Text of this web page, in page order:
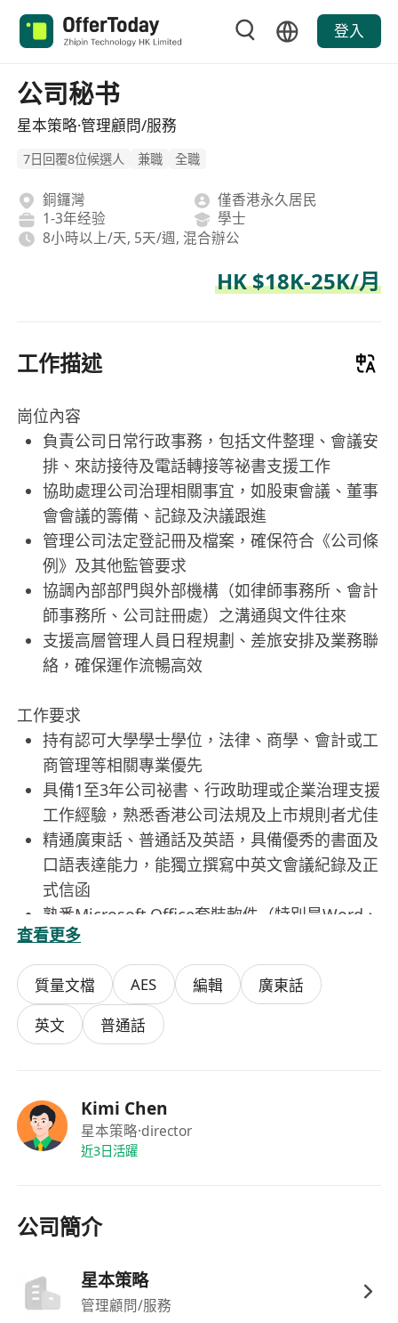
登入
公司秘书
星本策略·管理顧問/服務
7日回覆8位候選人 兼職 全職
銅鑼灣
僅香港永久居民
1-3年经验
學士
8小時以上/天, 5天/週, 混合辦公
HK $18K-25K/月
工作描述
崗位內容
負責公司日常行政事務，包括文件整理、會議安
排、來訪接待及電話轉接等祕書支援工作
協助處理公司治理相關事宜，如股東會議、董事
會會議的籌備、記錄及決議跟進
管理公司法定登記冊及檔案，確保符合《公司條
例》及其他監管要求
協調內部部門與外部機構（如律師事務所、會計
師事務所、公司註冊處）之溝通與文件往來
支援高層管理人員日程規劃、差旅安排及業務聯
絡，確保運作流暢高效
工作要求
持有認可大學學士學位，法律、商學、會計或工
商管理等相關專業優先
具備1至3年公司祕書、行政助理或企業治理支援
工作經驗，熟悉香港公司法規及上市規則者尤佳
精通廣東話、普通話及英語，具備優秀的書面及
口語表達能力，能獨立撰寫中英文會議紀錄及正
式信函
熟悉Microsoft Office套裝軟件（特別是Word、
Excel及Outlook），具備基本文檔管理及電子存
檔能力
須為香港永久性居民，具備合法在港工作資格；
具備良好職業操守、細心嚴謹及高度責任感，能
適應混合辦公模式
查看更多
質量文檔 AES 編輯
廣東話
英文
普通話
Kimi Chen
星本策略·director
近3日活躍
公司簡介
星本策略
管理顧問/服務